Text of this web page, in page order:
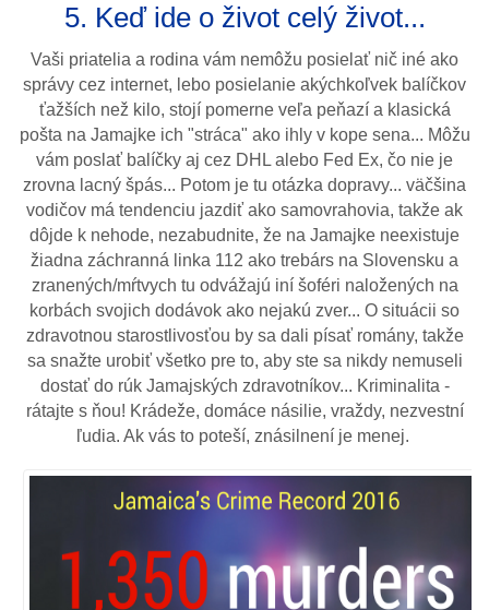
5. Keď ide o život celý život...
Vaši priatelia a rodina vám nemôžu posielať nič iné ako
správy cez internet, lebo posielanie akýchkoľvek balíčkov
ťažších než kilo, stojí pomerne veľa peňazí a klasická
pošta na Jamajke ich "stráca" ako ihly v kope sena... Môžu
vám poslať balíčky aj cez DHL alebo Fed Ex, čo nie je
zrovna lacný špás... Potom je tu otázka dopravy... väčšina
vodičov má tendenciu jazdiť ako samovrahovia, takže ak
dôjde k nehode, nezabudnite, že na Jamajke neexistuje
žiadna záchranná linka 112 ako trebárs na Slovensku a
zranených/mŕtvych tu odvážajú iní šoféri naložených na
korbách svojich dodávok ako nejakú zver... O situácii so
zdravotnou starostlivosťou by sa dali písať romány, takže
sa snažte urobiť všetko pre to, aby ste sa nikdy nemuseli
dostať do rúk Jamajských zdravotníkov... Kriminalita -
rátajte s ňou! Krádeže, domáce násilie, vraždy, nezvestní
ľudia. Ak vás to poteší, znásilnení je menej.